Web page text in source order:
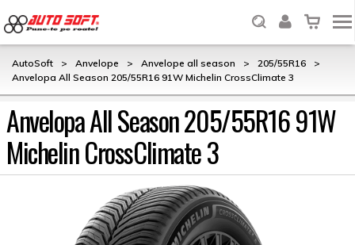
AutoSoft > Anvelope > Anvelope all season > 205/55R16
>
Anvelopa All Season 205/55R16 91W Michelin CrossClimate 3
Anvelopa All Season 205/55R16 91W
Michelin CrossClimate 3